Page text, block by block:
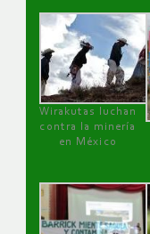
Wirakutas luchan
contra la minería
en México